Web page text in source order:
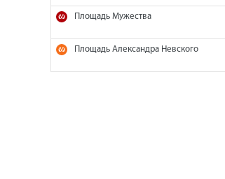
Площадь Мужества
Площадь Александра Невского